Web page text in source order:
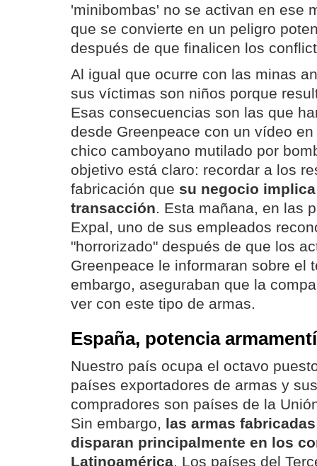
'minibombas' no se activan en ese
que se convierte en un peligro
después de que finalicen los
Al igual que ocurre con las minas
sus víctimas son niños porque
Esas consecuencias son las que
desde Greenpeace con un vídeo
chico camboyano mutilado por
objetivo está claro: recordar a los
fabricación que su negocio
transacción. Esta mañana, en las
Expal, uno de sus empleados
"horrorizado" después de que los
Greenpeace le informaran sobre el
embargo, aseguraban que la
ver con este tipo de armas.
España, potencia
Nuestro país ocupa el octavo
países exportadores de armas y
compradores son países de la
Sin embargo, las armas
disparan principalmente en los
Latinoamérica. Los países del